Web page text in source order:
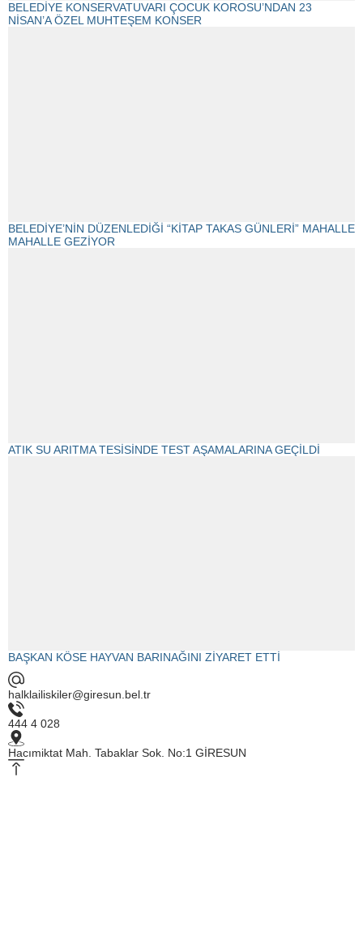
BELEDİYE KONSERVATUVARI ÇOCUK KOROSU’NDAN 23
NİSAN’A ÖZEL MUHTEŞEM KONSER
BELEDİYE’NİN DÜZENLEDİĞİ “KİTAP TAKAS GÜNLERİ” MAHALLE
MAHALLE GEZİYOR
ATIK SU ARITMA TESİSİNDE TEST AŞAMALARINA GEÇİLDİ
BAŞKAN KÖSE HAYVAN BARINAĞINI ZİYARET ETTİ
halklailiskiler@giresun.bel.tr
444 4 028
Hacımiktat Mah. Tabaklar Sok. No:1 GİRESUN